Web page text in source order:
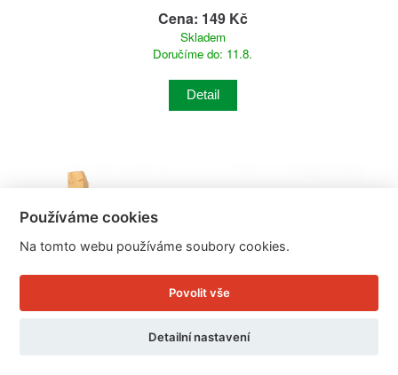
Cena: 149 Kč
Skladem
Doručíme do: 11.8.
Detail
Používáme cookies
Na tomto webu používáme soubory cookies.
Povolit vše
Detailní nastavení